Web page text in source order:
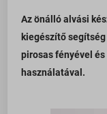
Az önálló alvási
kiegészítő
pirosas fényével
használatával.